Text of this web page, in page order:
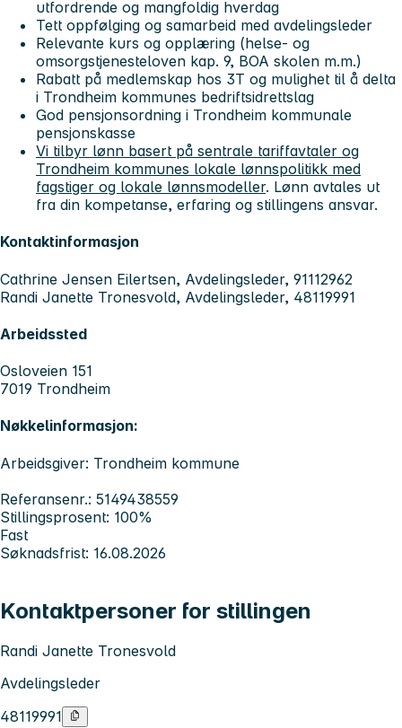
utfordrende og mangfoldig hverdag
Tett oppfølging og samarbeid med avdelingsleder
Relevante kurs og opplæring (helse- og
omsorgstjenesteloven kap. 9, BOA skolen m.m.)
Rabatt på medlemskap hos 3T og mulighet til å delta
i Trondheim kommunes bedriftsidrettslag
God pensjonsordning i Trondheim kommunale
pensjonskasse
Vi tilbyr lønn basert på sentrale tariffavtaler og
Trondheim kommunes lokale lønnspolitikk med
fagstiger og lokale lønnsmodeller. Lønn avtales ut
fra din kompetanse, erfaring og stillingens ansvar.
Kontaktinformasjon
Cathrine Jensen Eilertsen, Avdelingsleder, 91112962
Randi Janette Tronesvold, Avdelingsleder, 48119991
Arbeidssted
Osloveien 151
7019 Trondheim
Nøkkelinformasjon:
Arbeidsgiver: Trondheim kommune
Referansenr.: 5149438559
Stillingsprosent: 100%
Fast
Søknadsfrist: 16.08.2026
Kontaktpersoner for stillingen
Randi Janette Tronesvold
Avdelingsleder
48119991